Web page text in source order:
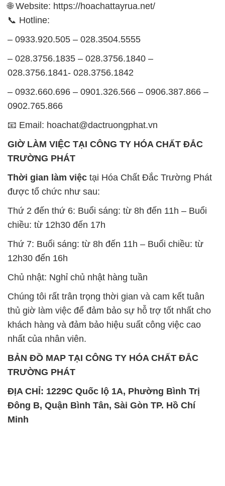
🌐 Website: https://hoachattayrua.net/
📞 Hotline:
– 0933.920.505 – 028.3504.5555
– 028.3756.1835 – 028.3756.1840 –
028.3756.1841- 028.3756.1842
– 0932.660.696 – 0901.326.566 – 0906.387.866 –
0902.765.866
📧 Email: hoachat@dactruongphat.vn
GIỜ LÀM VIỆC TẠI CÔNG TY HÓA CHẤT ĐẮC
TRƯỜNG PHÁT
Thời gian làm việc tại Hóa Chất Đắc Trường Phát
được tổ chức như sau:
Thứ 2 đến thứ 6: Buổi sáng: từ 8h đến 11h – Buổi
chiều: từ 12h30 đến 17h
Thứ 7: Buổi sáng: từ 8h đến 11h – Buổi chiều: từ
12h30 đến 16h
Chủ nhật: Nghỉ chủ nhật hàng tuần
Chúng tôi rất trân trọng thời gian và cam kết tuân
thủ giờ làm việc để đảm bảo sự hỗ trợ tốt nhất cho
khách hàng và đảm bảo hiệu suất công việc cao
nhất của nhân viên.
BẢN ĐỒ MAP TẠI CÔNG TY HÓA CHẤT ĐẮC
TRƯỜNG PHÁT
ĐỊA CHỈ: 1229C Quốc lộ 1A, Phường Bình Trị
Đông B, Quận Bình Tân, Sài Gòn TP. Hồ Chí
Minh